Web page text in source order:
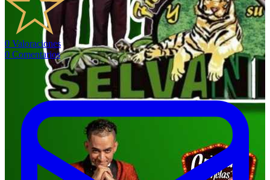
0 Valoraciones
0 Comentarios